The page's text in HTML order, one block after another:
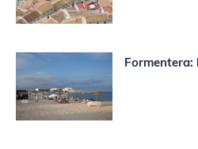
Formentera: